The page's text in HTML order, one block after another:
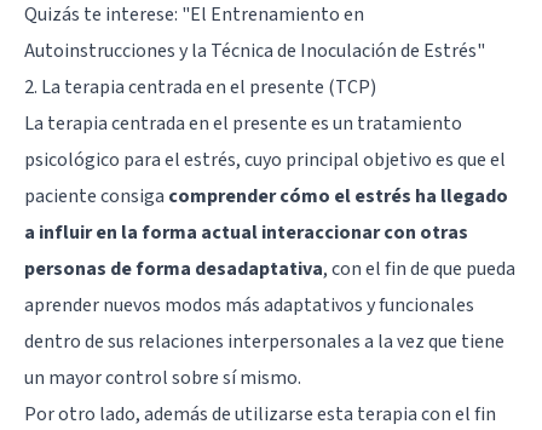
Quizás te interese: "El Entrenamiento en
Autoinstrucciones y la Técnica de Inoculación de Estrés"
2. La terapia centrada en el presente (TCP)
La terapia centrada en el presente es un tratamiento
psicológico para el estrés, cuyo principal objetivo es que el
paciente consiga comprender cómo el estrés ha llegado
a influir en la forma actual interaccionar con otras
personas de forma desadaptativa, con el fin de que pueda
aprender nuevos modos más adaptativos y funcionales
dentro de sus relaciones interpersonales a la vez que tiene
un mayor control sobre sí mismo.
Por otro lado, además de utilizarse esta terapia con el fin